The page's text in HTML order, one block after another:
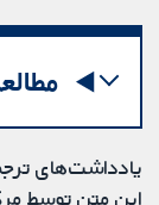
یادداشت‌های
این متن توسط